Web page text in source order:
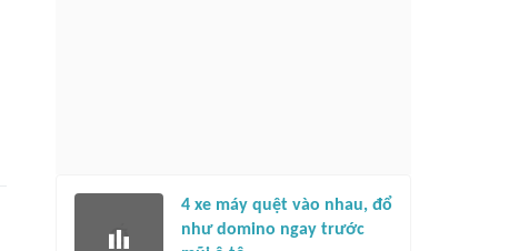
4 xe máy quệt vào nhau, đổ
như domino ngay trước